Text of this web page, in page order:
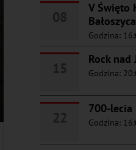
V Święto
Godzina:
Rock nad
Godzina:
700-lecia
Godzina: